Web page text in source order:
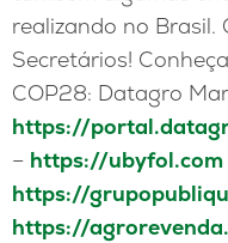
realizando no Brasil.
Secretários!
COP28: Datagro
https://
– https://ubyfol.com
https://
https://